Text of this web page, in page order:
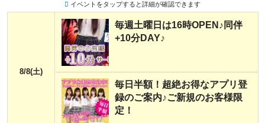
イベントをタップすると詳細が確認できます
8/8(土)
毎週土曜日は16時OPEN♪同伴
+10分DAY♪
毎日半額！超絶お得なアプリ登
録のご案内♪ご新規のお客様限
定！